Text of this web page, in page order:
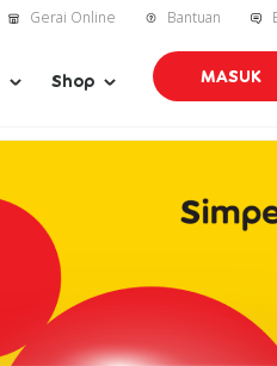
Gerai Online Bantuan
Shop MASUK